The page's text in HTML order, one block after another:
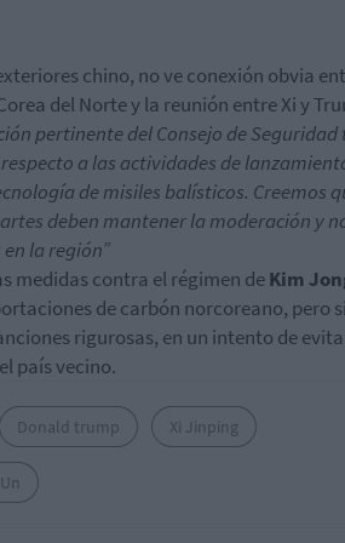
chino, no ve conexión obvia
del Norte y la reunión entre Xi y
pertinente del Consejo de Seguridad
a las actividades de
de misiles balísticos. Creemos
deben mantener la moderación y
la región”
medidas contra el régimen deKim
de carbón norcoreano, pero
rigurosas, en un intento de
país vecino.
Donald trump Xi Jinping